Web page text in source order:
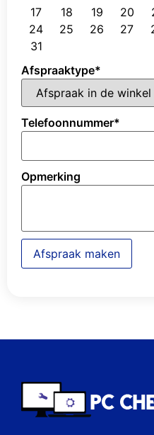
17
18 19 20
24
25 26 27
31
Afspraaktype*
Telefoonnummer*
Opmerking
Afspraak maken